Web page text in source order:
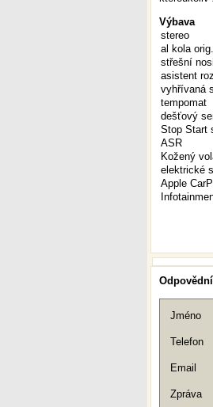
Výbava
stereo
al kola orig.
střešní
asistent
vyhřívaná
tempomat
dešťový
Stop Start
ASR
Kožený
elektrické
Apple
Jméno
Telefon
Email
Zpráva